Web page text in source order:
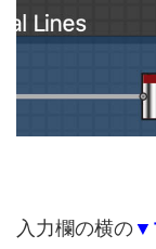
入力欄の横の▼